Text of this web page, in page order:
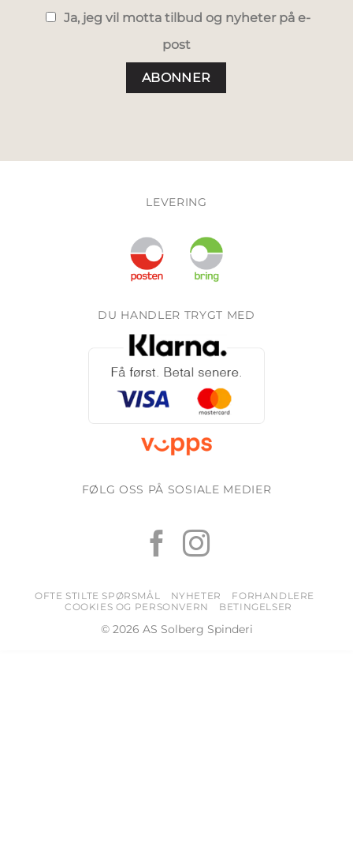
Ja, jeg vil motta tilbud og nyheter på e-
post
LEVERING
DU HANDLER TRYGT MED
FØLG OSS PÅ SOSIALE MEDIER
OFTE STILTE SPØRSMÅL NYHETER
FORHANDLERE
COOKIES OG PERSONVERN
BETINGELSER
© 2026 AS Solberg Spinderi